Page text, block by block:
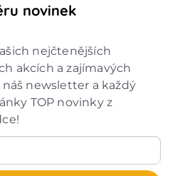
novinek
nejčtenějších
akcích a zajímavých
newsletter a každý
TOP novinky z